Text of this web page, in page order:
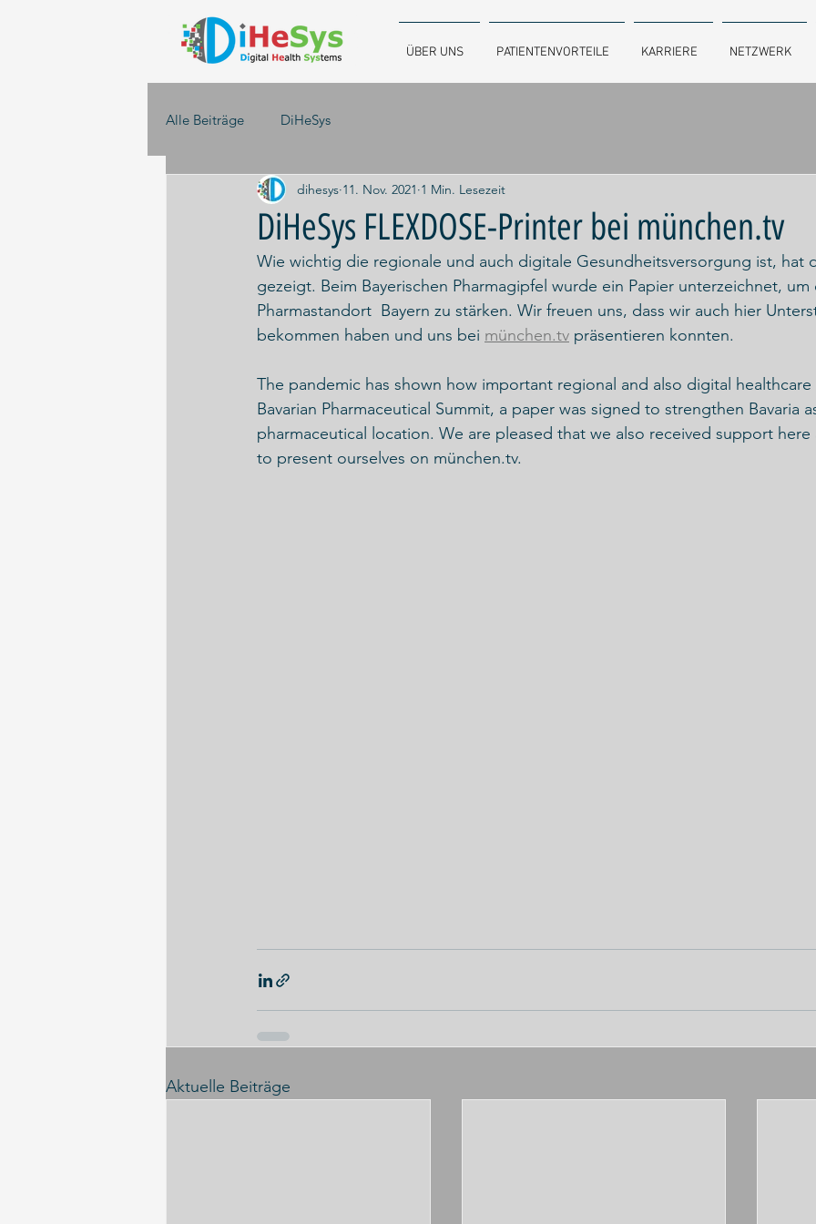
ÜBER UNS PATIENTENVORTEILE KARRIERE NETZWERK
Alle Beiträge DiHeSys
DiHeSys FLEXDOSE-Printer bei münchen.tv
dihesys 11. Nov. 2021 1 Min. Lesezeit
Wie wichtig die regionale und auch digitale Gesundheitsversorgung ist, hat
gezeigt. Beim Bayerischen Pharmagipfel wurde ein Papier unterzeichnet, um
Pharmastandort  Bayern zu stärken. Wir freuen uns, dass wir auch hier
bekommen haben und uns bei münchen.tv präsentieren konnten.
The pandemic has shown how important regional and also digital healthcare
Bavarian Pharmaceutical Summit, a paper was signed to strengthen Bavaria
pharmaceutical location. We are pleased that we also received support here
to present ourselves on münchen.tv.
Aktuelle Beiträge